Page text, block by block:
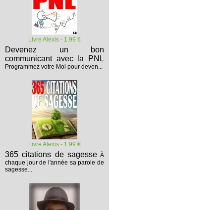
Livre Alexis - 1.99 €
Devenez un bon
communicant avec la PNL
Programmez votre Moi pour deven...
Livre Alexis - 1.99 €
365 citations de sagesse À
chaque jour de l'année sa parole de
sagesse...